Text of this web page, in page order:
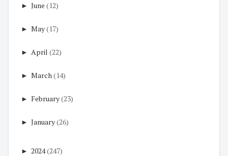
► June (12)
► May(17)
► April (22)
► March(14)
► February(23)
► January(26)
► 2024(247)